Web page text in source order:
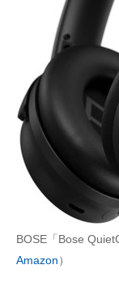
BOSE「Bose
Amazon）